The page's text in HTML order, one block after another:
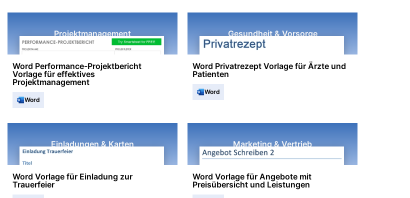
Projektmanagement
Word Performance-Projektbericht
Vorlage für effektives
Projektmanagement
Word
Gesundheit & Vorsorge
Word Privatrezept Vorlage für Ärzte und
Patienten
Word
Einladungen & Karten
Word Vorlage für Einladung zur
Trauerfeier
Marketing & Vertrieb
Word Vorlage für Angebote mit
Preisübersicht und Leistungen